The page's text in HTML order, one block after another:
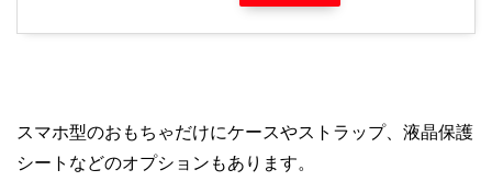
スマホ型のおもちゃだけにケースやストラップ、液晶保護
シートなどのオプションもあります。